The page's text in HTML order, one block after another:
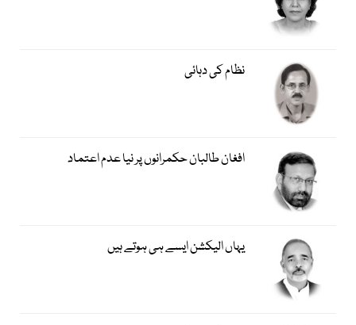
نظام کی دہائی
افغان طالبان حکمرانوں پر نیا عدم اعتماد
یہاں الیکشن ایسے ہی ہوتے ہیں